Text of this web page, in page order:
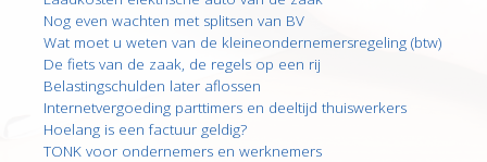
Nog even wachten met splitsen van BV
Wat moet u weten van de kleineondernemersregeling (btw)
De fiets van de zaak, de regels op een rij
Belastingschulden later aflossen
Internetvergoeding parttimers en deeltijd thuiswerkers
Hoelang is een factuur geldig?
TONK voor ondernemers en werknemers